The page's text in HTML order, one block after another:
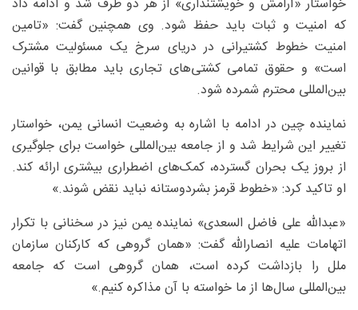
که امنیت و ثبات باید حفظ شود. وی همچنین گفت: «تامین
امنیت خطوط کشتیرانی در دریای سرخ یک مسئولیت مشترک
است» و حقوق تمامی کشتی‌های تجاری باید مطابق با قوانین
بین‌المللی محترم شمرده شود.
نماینده چین در ادامه با اشاره به وضعیت انسانی یمن، خواستار
تغییر این شرایط شد و از جامعه بین‌المللی خواست برای جلوگیری
از بروز یک بحران گسترده، کمک‌های اضطراری بیشتری ارائه کند.
او تاکید کرد: «خطوط قرمز بشردوستانه نباید نقض شوند.»
«عبدالله علی فاضل السعدی» نماینده یمن نیز در سخنانی با تکرار
اتهامات علیه انصارالله گفت: «همان گروهی که کارکنان سازمان
ملل را بازداشت کرده است، همان گروهی است که جامعه
بین‌المللی سال‌ها از ما خواسته با آن مذاکره کنیم.»